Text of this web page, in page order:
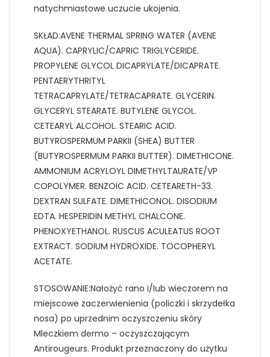
natychmiastowe uczucie ukojenia.
SKŁAD:AVENE THERMAL SPRING WATER (AVENE
AQUA). CAPRYLIC/CAPRIC TRIGLYCERIDE.
PROPYLENE GLYCOL DICAPRYLATE/DICAPRATE.
PENTAERYTHRITYL
TETRACAPRYLATE/TETRACAPRATE. GLYCERIN.
GLYCERYL STEARATE. BUTYLENE GLYCOL.
CETEARYL ALCOHOL. STEARIC ACID.
BUTYROSPERMUM PARKII (SHEA) BUTTER
(BUTYROSPERMUM PARKII BUTTER). DIMETHICONE.
AMMONIUM ACRYLOYL DIMETHYLTAURATE/VP
COPOLYMER. BENZOIC ACID. CETEARETH-33.
DEXTRAN SULFATE. DIMETHICONOL. DISODIUM
EDTA. HESPERIDIN METHYL CHALCONE.
PHENOXYETHANOL. RUSCUS ACULEATUS ROOT
EXTRACT. SODIUM HYDROXIDE. TOCOPHERYL
ACETATE.
STOSOWANIE:Nałożyć rano i/lub wieczorem na
miejscowe zaczerwienienia (policzki i skrzydełka
nosa) po uprzednim oczyszczeniu skóry
Mleczkiem dermo – oczyszczającym
Antirougeurs. Produkt przeznaczony do użytku